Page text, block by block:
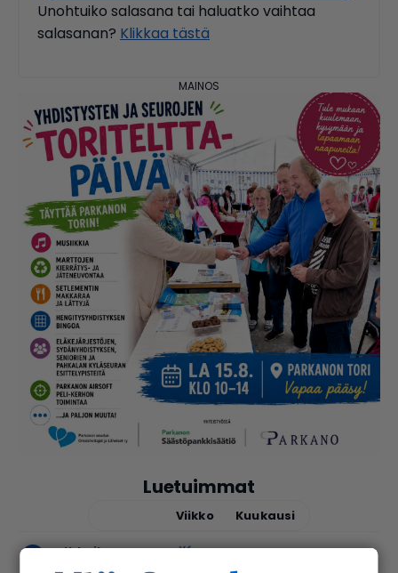
Unohtuiko salasana tai haluatko vaihtaa
salasanan? Klikkaa tästä
Luetuimmat
Viikko Kuukausi
urheilu7.8.2026 14.00